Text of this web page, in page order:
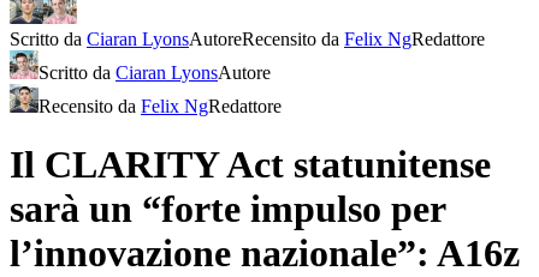
Scritto da Ciaran LyonsAutoreRecensito da Felix NgRedattore
Scritto da Ciaran LyonsAutore
Recensito da Felix NgRedattore
Il CLARITY Act statunitense
sarà un “forte impulso per
l’innovazione nazionale”: A16z